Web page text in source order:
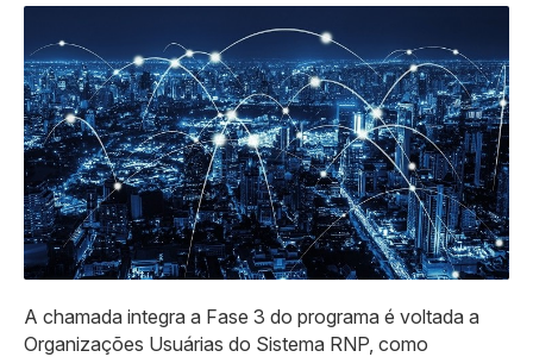
A chamada integra a Fase 3 do programa é voltada a
Organizações Usuárias do Sistema RNP, como